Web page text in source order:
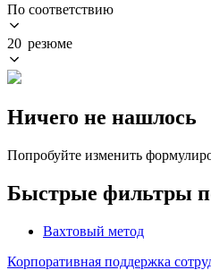
По соответствию
20 резюме
Ничего не нашлось
Попробуйте изменить
Быстрые фильтры
Вахтовый метод
Корпоративная поддержка